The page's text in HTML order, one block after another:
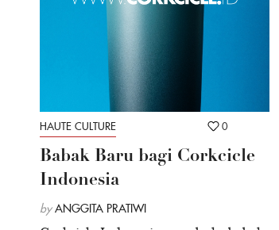
HAUTE CULTURE 0
Babak Baru bagi Corkcicle
Indonesia
by ANGGITA PRATIWI